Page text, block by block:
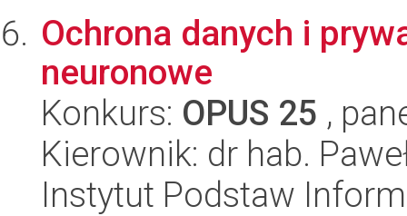
Ochrona danych i
neuronowe
Konkurs: OPUS 25 ,
Kierownik: dr hab.
Instytut Podstaw